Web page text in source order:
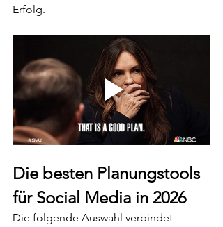
Erfolg.
Die besten Planungstools
für Social Media in 2026
Die folgende Auswahl verbindet